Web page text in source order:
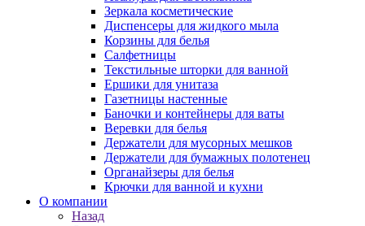
Зеркала косметические
Диспенсеры для жидкого мыла
Корзины для белья
Салфетницы
Текстильные шторки для ванной
Ершики для унитаза
Газетницы настенные
Баночки и контейнеры для ваты
Веревки для белья
Держатели для мусорных мешков
Держатели для бумажных полотенец
Органайзеры для белья
Крючки для ванной и кухни
О компании
Назад